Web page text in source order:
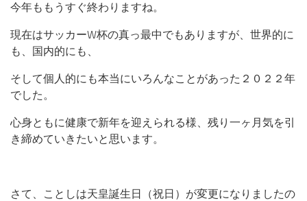
今年ももうすぐ終わりますね。
現在はサッカーW杯の真っ最中でもありますが、世界的に
も、国内的にも、
そして個人的にも本当にいろんなことがあった２０２２年
でした。
心身ともに健康で新年を迎えられる様、残り一ヶ月気を引
き締めていきたいと思います。
さて、ことしは天皇誕生日（祝日）が変更になりましたの